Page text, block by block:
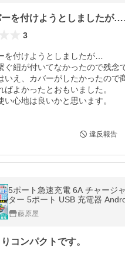
布団
3
を付けようとしましたが…
ぐ紐が付いてなかったので残念
いえ、カバーがしたかったので
ばよかったとおもいました。
い心地は良いかと思います。
違反報告
5ポート急速充電 6A チャージ
ター 5ポート USB 充電器
電器 コンセント iPhone
ad 電源タップ アダプター
藤原屋
コンパクトです。